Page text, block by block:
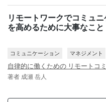
リモートワークでコミュ
を高めるために大事なこと
コミュニケーション マネジメント
自律的に働くための リモートコ
著者 成瀬 岳人